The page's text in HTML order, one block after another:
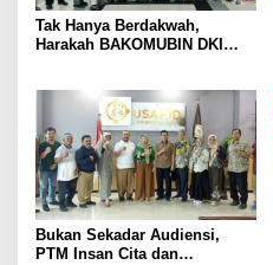
Tak Hanya Berdakwah,
Harakah BAKOMUBIN DKI
Bersama LKLH FH UHAMKA
Bukan Sekadar Audiensi,
PTM Insan Cita dan